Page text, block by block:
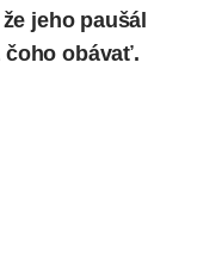
jeho paušál
čoho obávať.